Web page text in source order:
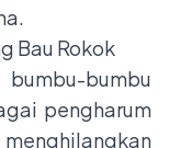
Bau Rokok
bumbu
pengharum